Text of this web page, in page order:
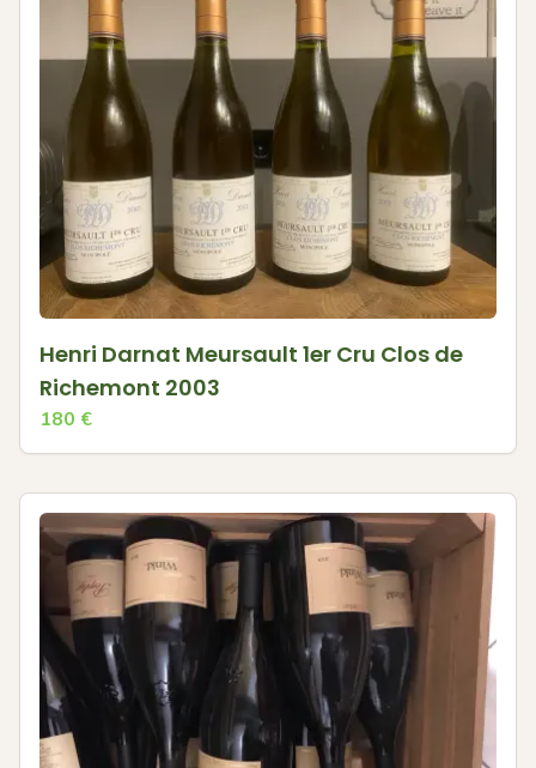
Henri Darnat Meursault 1er Cru Clos de
Richemont 2003
180 €